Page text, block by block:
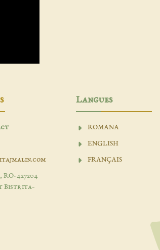
427204
Bistrita-
Langues
ROMANA
ENGLISH
FRANÇAIS